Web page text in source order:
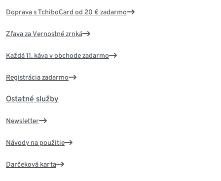
Doprava s TchiboCard od 20 € zadarmo
Zľava za Vernostné zrnká
Každá 11. káva v obchode zadarmo
Registrácia zadarmo
Ostatné služby
Newsletter
Návody na použitie
Darčeková karta